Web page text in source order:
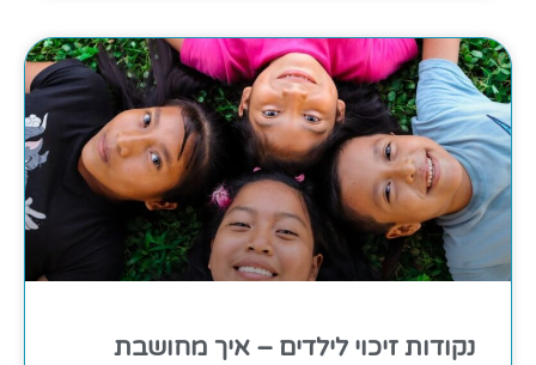
נקודות זיכוי לילדים – איך מחושבת